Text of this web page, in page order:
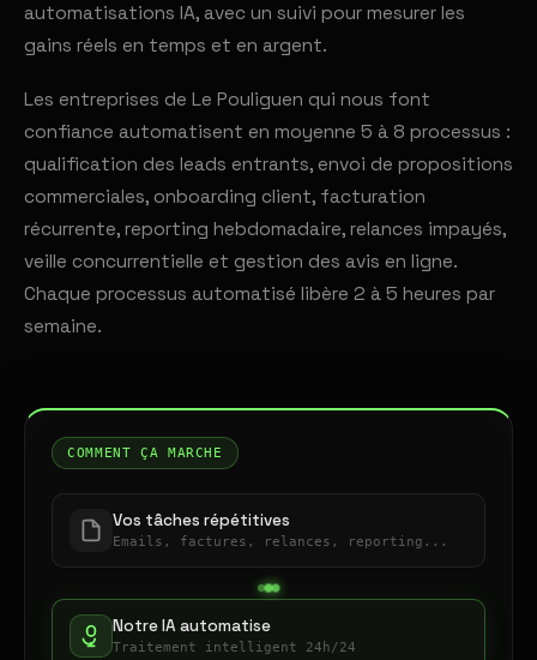
automatisations IA, avec un suivi pour mesurer les
gains réels en temps et en argent.
Les entreprises de Le Pouliguen qui nous font
confiance automatisent en moyenne 5 à 8 processus :
qualification des leads entrants, envoi de propositions
commerciales, onboarding client, facturation
récurrente, reporting hebdomadaire, relances impayés,
veille concurrentielle et gestion des avis en ligne.
Chaque processus automatisé libère 2 à 5 heures par
semaine.
COMMENT ÇA MARCHE
Vos tâches répétitives
Emails, factures, relances, reporting...
Notre IA automatise
Traitement intelligent 24h/24